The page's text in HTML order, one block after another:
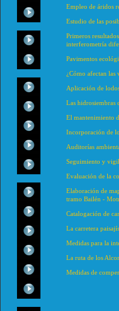
Empleo de áridos
Estudio de las
Primeros
interferometría
Pavimentos
¿Cómo afectan las
Aplicación de
Las hidrosiembras
El mantenimiento
Incorporación de
Auditorías
Seguimiento y
Evaluación de la
Elaboración de
tramo Bailén -
Catalogación de
La carretera
Medidas para la
La ruta de los
Medidas de